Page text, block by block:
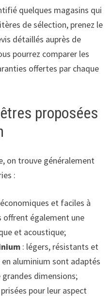
quelques magasins qui
de sélection, prenez le
détaillés auprès de
pourrez comparer les
offertes par chaque
proposées
on trouve généralement
:
et faciles à
offrent également une
et acoustique;
: légers, résistants et
aluminium sont adaptés
dimensions;
pour leur aspect